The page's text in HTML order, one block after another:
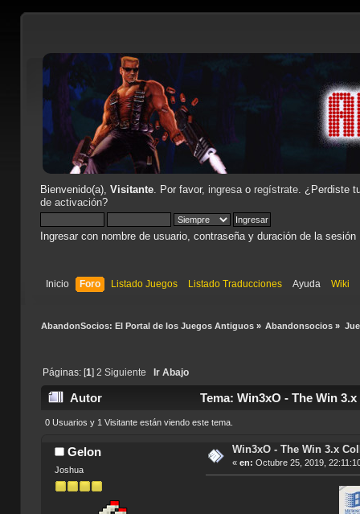
Bienvenido(a), Visitante. Por favor, ingresao regístrate. ¿Perdiste
de activación?
Ingresar con nombre de usuario, contraseña y duración de la sesión
Inicio Foro Listado Juegos Listado Traducciones Ayuda Wiki
AbandonSocios: El Portal de los Juegos Antiguos» Abandonsocios »
Páginas: [1] 2 Siguiente Ir Abajo
Autor Tema: Win3xO - The Win
0 Usuarios y 1 Visitante están viendo este tema.
Gelon
Joshua
Win3xO - The Win 3.x
« en: Octubre 25, 2019,